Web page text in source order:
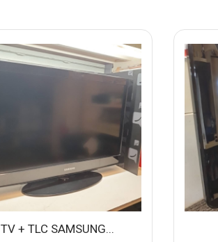
TV + TLC SAMSUNG...